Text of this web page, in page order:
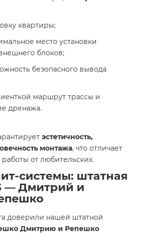
квартиры;
место установки
блоков;
безопасного вывода
маршрут трассы и
дренажа.
эстетичность,
монтажа, что отличает
от любительских.
системы: штатная
— Дмитрий и
доверили нашей штатной
Дмитрию и Репешко